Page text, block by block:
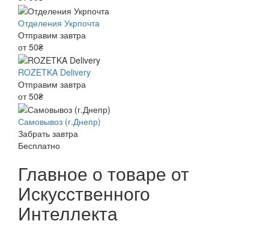
Отделения Укрпочта
Отправим завтра
от 50₴
ROZETKA Delivery
Отправим завтра
от 50₴
Самовывоз (г.Днепр)
Забрать завтра
Бесплатно
Главное о товаре от
Искусственного
Интеллекта